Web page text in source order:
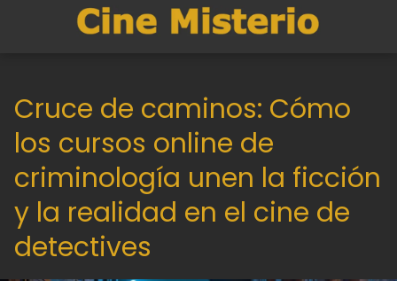
Cruce de caminos: Cómo
los cursos online de
criminología unen la ficción
y la realidad en el cine de
detectives